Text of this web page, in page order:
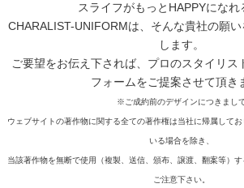
スライフがもっとHAPPYになれ
CHARALIST-UNIFORMは、そんな貴社の願
します。
ご要望をお伝え下されば、プロのスタイリス
フォームをご提案させて頂き
※ご成約前のデザインにつきまし
ウェブサイトの著作物に関する全ての著作権は当社に帰属して
いる場合を除き、
当該著作物を無断で使用（複製、送信、頒布、譲渡、翻案等）
ご注意下さい。